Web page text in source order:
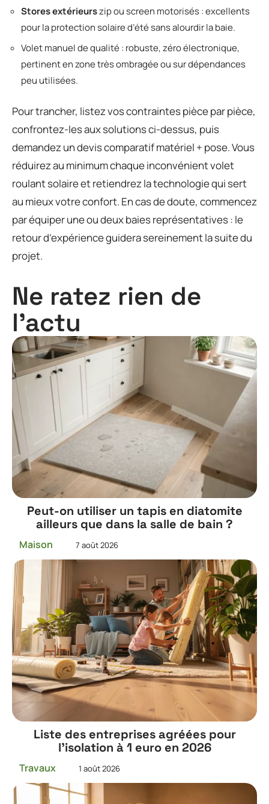
Stores extérieurszip ou screen motorisés : excellents
pour la protection solaire d’été sans alourdir la baie.
Volet manuel de qualité : robuste, zéro électronique,
pertinent en zone très ombragée ou sur dépendances
peu utilisées.
Pour trancher, listez vos contraintes pièce par pièce,
confrontez-les aux solutions ci-dessus, puis
demandez un devis comparatif matériel + pose. Vous
réduirez au minimum chaque inconvénient volet
roulant solaire et retiendrez la technologie qui sert
au mieux votre confort. En cas de doute, commencez
par équiper une ou deux baies représentatives : le
retour d’expérience guidera sereinement la suite du
projet.
Ne ratez rien de
l'actu
Peut-on utiliser un tapis en diatomite
ailleurs que dans la salle de bain ?
Maison 7 août 2026
Liste des entreprises agréées pour
l’isolation à 1 euro en 2026
Travaux 1 août 2026